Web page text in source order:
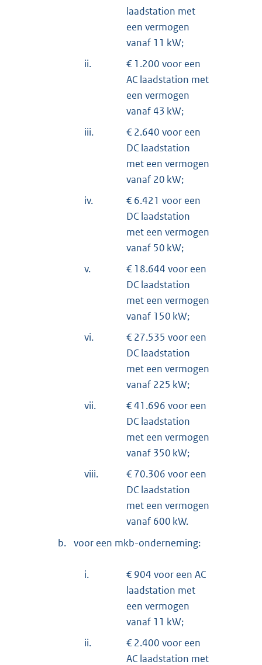
laadstation met
een vermogen
vanaf 11 kW;
ii.
€ 1.200 voor een
AC laadstation met
een vermogen
vanaf 43 kW;
iii.
€ 2.640 voor een
DC laadstation
met een vermogen
vanaf 20 kW;
iv.
€ 6.421 voor een
DC laadstation
met een vermogen
vanaf 50 kW;
v.
€ 18.644 voor een
DC laadstation
met een vermogen
vanaf 150 kW;
vi.
€ 27.535 voor een
DC laadstation
met een vermogen
vanaf 225 kW;
vii.
€ 41.696 voor een
DC laadstation
met een vermogen
vanaf 350 kW;
viii.
€ 70.306 voor een
DC laadstation
met een vermogen
vanaf 600 kW.
b. voor een mkb-onderneming:
i.
€ 904 voor een AC
laadstation met
een vermogen
vanaf 11 kW;
ii.
€ 2.400 voor een
AC laadstation met